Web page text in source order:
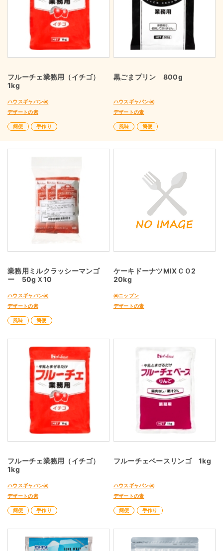
フルーチェ業務用（イチゴ）
1kg
ハウスギャバン㈱
デザートの素
簡便 手作り
黒ごまプリン 800g
ハウスギャバン㈱
デザートの素
風味 簡便
業務用ミルクラッシーマンゴ
ー 50gＸ10
ハウスギャバン㈱
デザートの素
風味 簡便
ケーキドーナツMIXＣＯ2
20kg
㈱ニップン
デザートの素
フルーチェ業務用（イチゴ）
1kg
ハウスギャバン㈱
デザートの素
簡便 手作り
フルーチェベースリンゴ 1kg
ハウスギャバン㈱
デザートの素
簡便 手作り